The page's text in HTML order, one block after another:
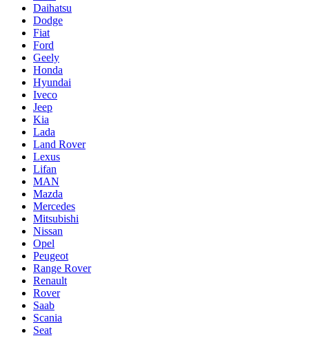
Daihatsu
Dodge
Fiat
Ford
Geely
Honda
Hyundai
Iveco
Jeep
Kia
Lada
Land Rover
Lexus
Lifan
MAN
Mazda
Mercedes
Mitsubishi
Nissan
Opel
Peugeot
Range Rover
Renault
Rover
Saab
Scania
Seat